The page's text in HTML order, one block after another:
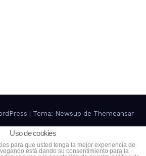
| Tema: Newsup de Themeansar
de PrivacidadPolítica de cookies
Uso de cookies
para que usted tenga la mejor experiencia de
está dando su consentimiento para la